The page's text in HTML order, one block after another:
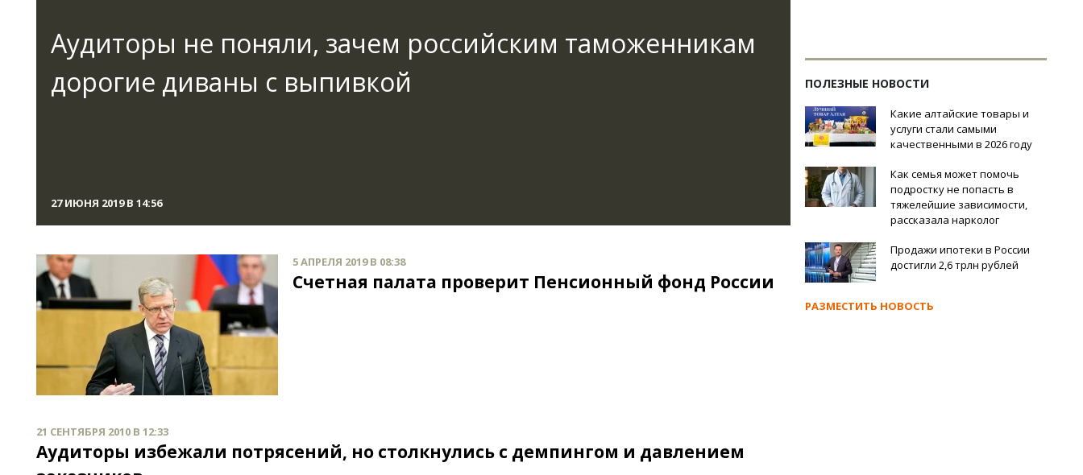
Аудиторы не поняли, зачем российским таможенникам
дорогие диваны с выпивкой
27 ИЮНЯ 2019 В 14:56
5 АПРЕЛЯ 2019 В 08:38
Счетная палата проверит Пенсионный фонд России
21 СЕНТЯБРЯ 2010 В 12:33
Аудиторы избежали потрясений, но столкнулись с демпингом и давлением
ПОЛЕЗНЫЕ НОВОСТИ
Какие алтайские товары и
услуги стали самыми
качественными в 2026 году
Как семья может помочь
подростку не попасть в
тяжелейшие зависимости,
рассказала нарколог
Продажи ипотеки в России
достигли 2,6 трлн рублей
РАЗМЕСТИТЬ НОВОСТЬ